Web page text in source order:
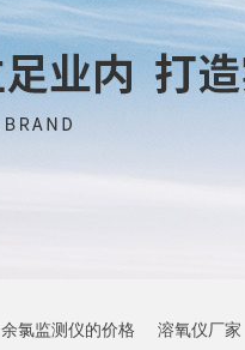
余氯监测仪的价格 溶氧仪厂家